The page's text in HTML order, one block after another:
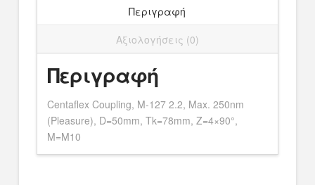
Περιγραφή
Αξιολογήσεις (0)
Περιγραφή
Centaflex Coupling, M-127 2.2, Max. 250nm
(Pleasure), D=50mm, Tk=78mm, Z=4×90°,
M=M10